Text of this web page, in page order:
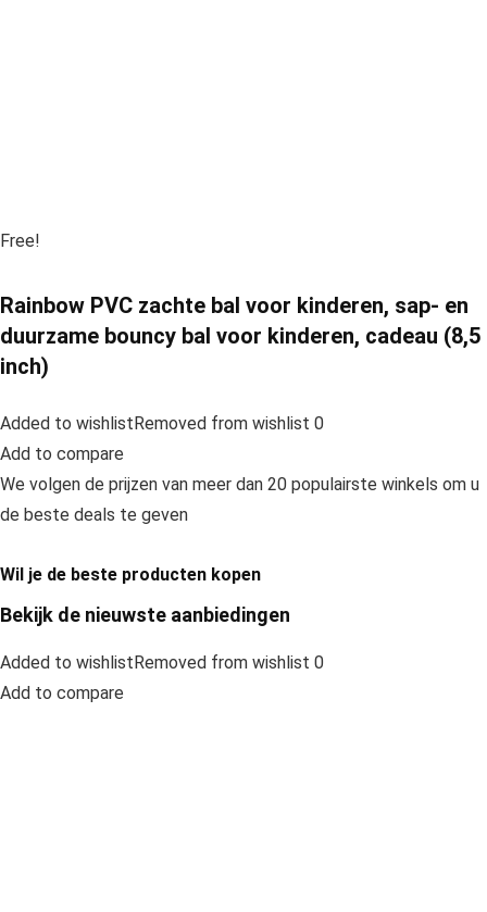
Free!
Rainbow PVC zachte bal voor kinderen, sap- en
duurzame bouncy bal voor kinderen, cadeau (8,5
inch)
Added to wishlistRemoved from wishlist 0
Add to compare
We volgen de prijzen van meer dan 20 populairste winkels om u
de beste deals te geven
Wil je de beste producten kopen
Bekijk de nieuwste aanbiedingen
Added to wishlistRemoved from wishlist 0
Add to compare